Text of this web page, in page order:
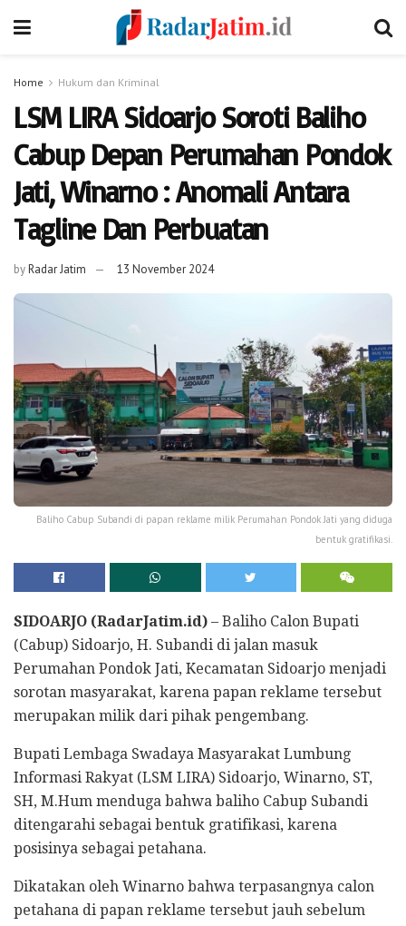
Home Hukum dan Kriminal
LSM LIRA Sidoarjo Soroti Baliho
Cabup Depan Perumahan Pondok
Jati, Winarno : Anomali Antara
Tagline Dan Perbuatan
byRadar Jatim 13 November 2024
Baliho Cabup Subandi di papan reklame milik Perumahan Pondok Jati yang diduga
bentuk gratifikasi.
SIDOARJO (RadarJatim.id) – Baliho Calon Bupati
(Cabup) Sidoarjo, H. Subandi di jalan masuk
Perumahan Pondok Jati, Kecamatan Sidoarjo menjadi
sorotan masyarakat, karena papan reklame tersebut
merupakan milik dari pihak pengembang.
Bupati Lembaga Swadaya Masyarakat Lumbung
Informasi Rakyat (LSM LIRA) Sidoarjo, Winarno, ST,
SH, M.Hum menduga bahwa baliho Cabup Subandi
ditengarahi sebagai bentuk gratifikasi, karena
posisinya sebagai petahana.
Dikatakan oleh Winarno bahwa terpasangnya calon
petahana di papan reklame tersebut jauh sebelum